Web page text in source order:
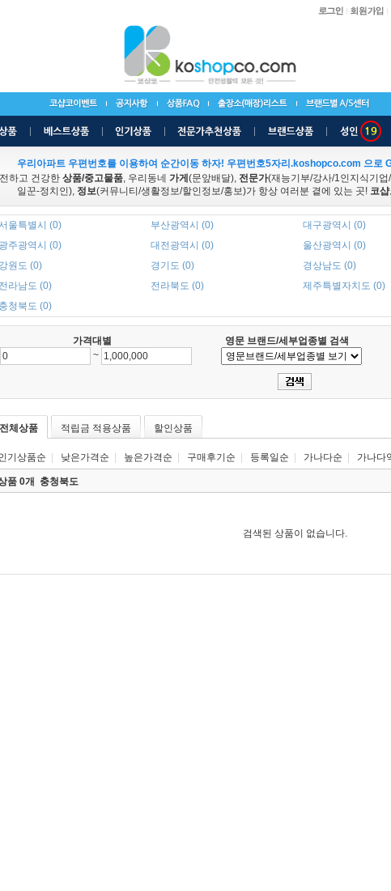
우리아파트 우편번호를 이용하여 순간이동 하자! 우편번호5자리.koshopco.com 으로
하고 건강한 상품/중고물품, 우리동네 가게 (문앞배달), 전문가(재능기부/강사/1인지식기업
일꾼-정치인), 정보(커뮤니티/생활정보/할인정보/홍보)가 항상 여러분 곁에 있는 곳! 코
서울특별시 (0) 부산광역시 (0)
대구광역시 (0)
광주광역시 (0)
대전광역시 (0)
울산광역시 (0)
강원도 (0)
경기도 (0)
경상남도 (0)
전라남도 (0)
전라북도 (0)
제주특별자치도 (0)
충청북도 (0)
가격대별
영문 브랜드/세부업종별 검색
~
전체상품 적립금 적용상품 할인상품
기상품순 낮은가격순 높은가격순 구매후기순 등록일순 가나다순 가나다
품 0개 충청북도
검색된 상품이 없습니다.